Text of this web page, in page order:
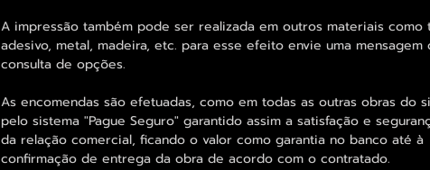
A impressão também pode ser realizada em outros materiais como
adesivo, metal, madeira, etc. para esse efeito envie uma mensagem
consulta de opções.
As encomendas são efetuadas, como em todas as outras obras do
pelo sistema "Pague Seguro" garantido assim a satisfação e
da relação comercial, ficando o valor como garantia no banco até à
confirmação de entrega da obra de acordo com o contratado.